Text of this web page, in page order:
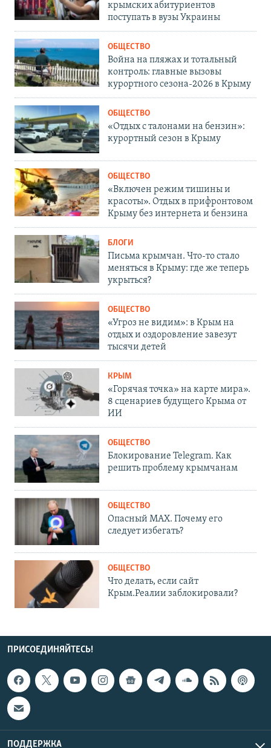
крымских абитуриентов
поступать в вузы Украины
ОБЩЕСТВО
Война на пляжах и тотальный
контроль: главные вызовы
курортного сезона-2026 в Крыму
ОБЩЕСТВО
«Отдых с талонами на бензин»:
курортный сезон в Крыму
ОБЩЕСТВО
«Включен режим тишины и
красоты». Отдых в прифронтовом
Крыму без интернета и бензина
БЛОГИ
Письма крымчан. Что-то стало
меняться в Крыму: где же теперь
укрыться?
ОБЩЕСТВО
«Угроз не видим»: в Крым на
отдых и оздоровление завезут
тысячи детей
КРЫМ
«Горячая точка» на карте мира».
8 сценариев будущего Крыма от
ИИ
ОБЩЕСТВО
Блокирование Telegram. Как
решить проблему крымчанам
ОБЩЕСТВО
Опасный MAX. Почему его
следует избегать?
ОБЩЕСТВО
Что делать, если сайт
Крым.Реалии заблокировали?
ПРИСОЕДИНЯЙТЕСЬ!
ПОДДЕРЖКА